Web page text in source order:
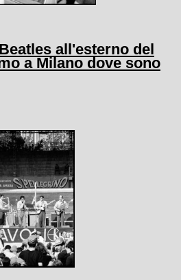
all'esterno del
a Milano dove sono